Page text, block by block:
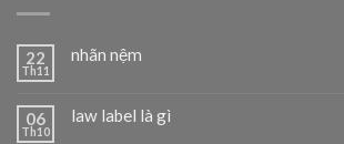
22
Th11
nhãn nệm
06
Th10
law label là gì